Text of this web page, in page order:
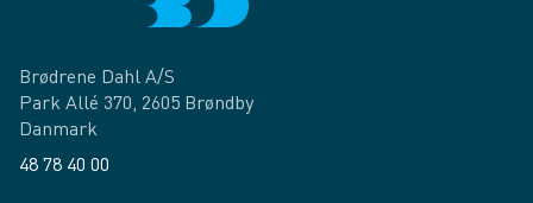
Brødrene Dahl A/S
Park Allé 370, 2605 Brøndby
Danmark
48 78 40 00